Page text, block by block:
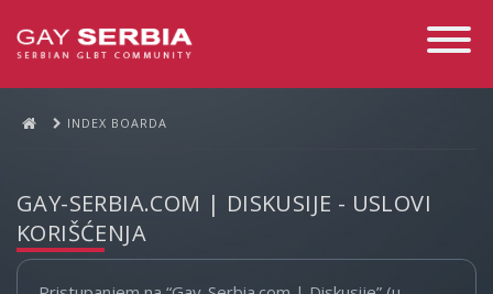
Toggle
INDEX BOARDA
GAY-SERBIA.COM | DISKUSIJE - USLOVI
KORIŠĆENJA